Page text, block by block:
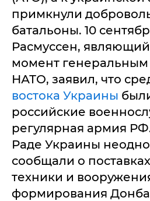
примкнули
батальоны. 10
Расмуссен,
момент генеральным
НАТО, заявил, что
востока Украины
российские
регулярная армия
Раде Украины
сообщали о
техники и
формирования